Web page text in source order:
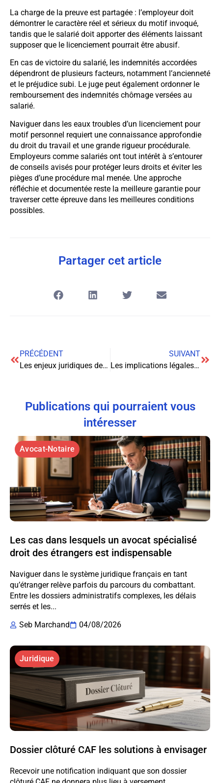
La charge de la preuve est partagée : l’employeur doit
démontrer le caractère réel et sérieux du motif invoqué,
tandis que le salarié doit apporter des éléments laissant
supposer que le licenciement pourrait être abusif.
En cas de victoire du salarié, les indemnités accordées
dépendront de plusieurs facteurs, notamment l’ancienneté
et le préjudice subi. Le juge peut également ordonner le
remboursement des indemnités chômage versées au
salarié.
Naviguer dans les eaux troubles d’un licenciement pour
motif personnel requiert une connaissance approfondie
du droit du travail et une grande rigueur procédurale.
Employeurs comme salariés ont tout intérêt à s’entourer
de conseils avisés pour protéger leurs droits et éviter les
pièges d’une procédure mal menée. Une approche
réfléchie et documentée reste la meilleure garantie pour
traverser cette épreuve dans les meilleures conditions
possibles.
Partager cet article
PRÉCÉDENT
Les enjeux juridiques de l’économie collaborative : un défi pour le droit
SUIVANT
Les implications légales de l’utilisation des données biométriques : enjeux et perspectives
Publications qui pourraient vous
intéresser
Avocat-Notaire
Les cas dans lesquels un avocat spécialisé
droit des étrangers est indispensable
Naviguer dans le système juridique français en tant
qu’étranger relève parfois du parcours du combattant.
Entre les dossiers administratifs complexes, les délais
serrés et les...
Seb Marchand
04/08/2026
Juridique
Dossier clôturé CAF les solutions à envisager
Recevoir une notification indiquant que son dossier